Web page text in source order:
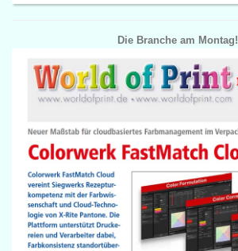
Die Branche am Montag!